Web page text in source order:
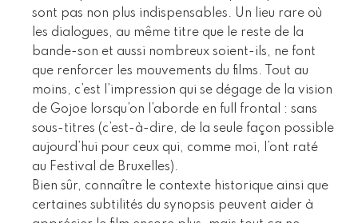
sont pas non plus indispensables. Un lieu rare où
les dialogues, au même titre que le reste de la
bande-son et aussi nombreux soient-ils, ne font
que renforcer les mouvements du films. Tout au
moins, c’est l’impression qui se dégage de la vision
de Gojoe lorsqu’on l’aborde en full frontal : sans
sous-titres (c’est-à-dire, de la seule façon possible
aujourd’hui pour ceux qui, comme moi, l’ont raté
au Festival de Bruxelles).
Bien sûr, connaître le contexte historique ainsi que
certaines subtilités du synopsis peuvent aider à